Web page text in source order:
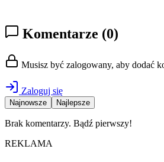
Komentarze (0)
Musisz być zalogowany, aby dodać
Zaloguj się
Najnowsze Najlepsze
Brak komentarzy. Bądź pierwszy!
REKLAMA